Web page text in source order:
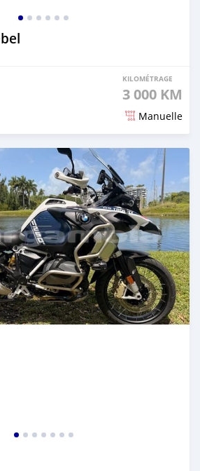
KILOMÉTRAGE
3 000 KM
Manuelle